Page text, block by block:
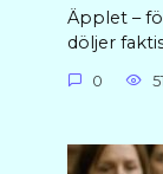
Äpplet –
döljer
0